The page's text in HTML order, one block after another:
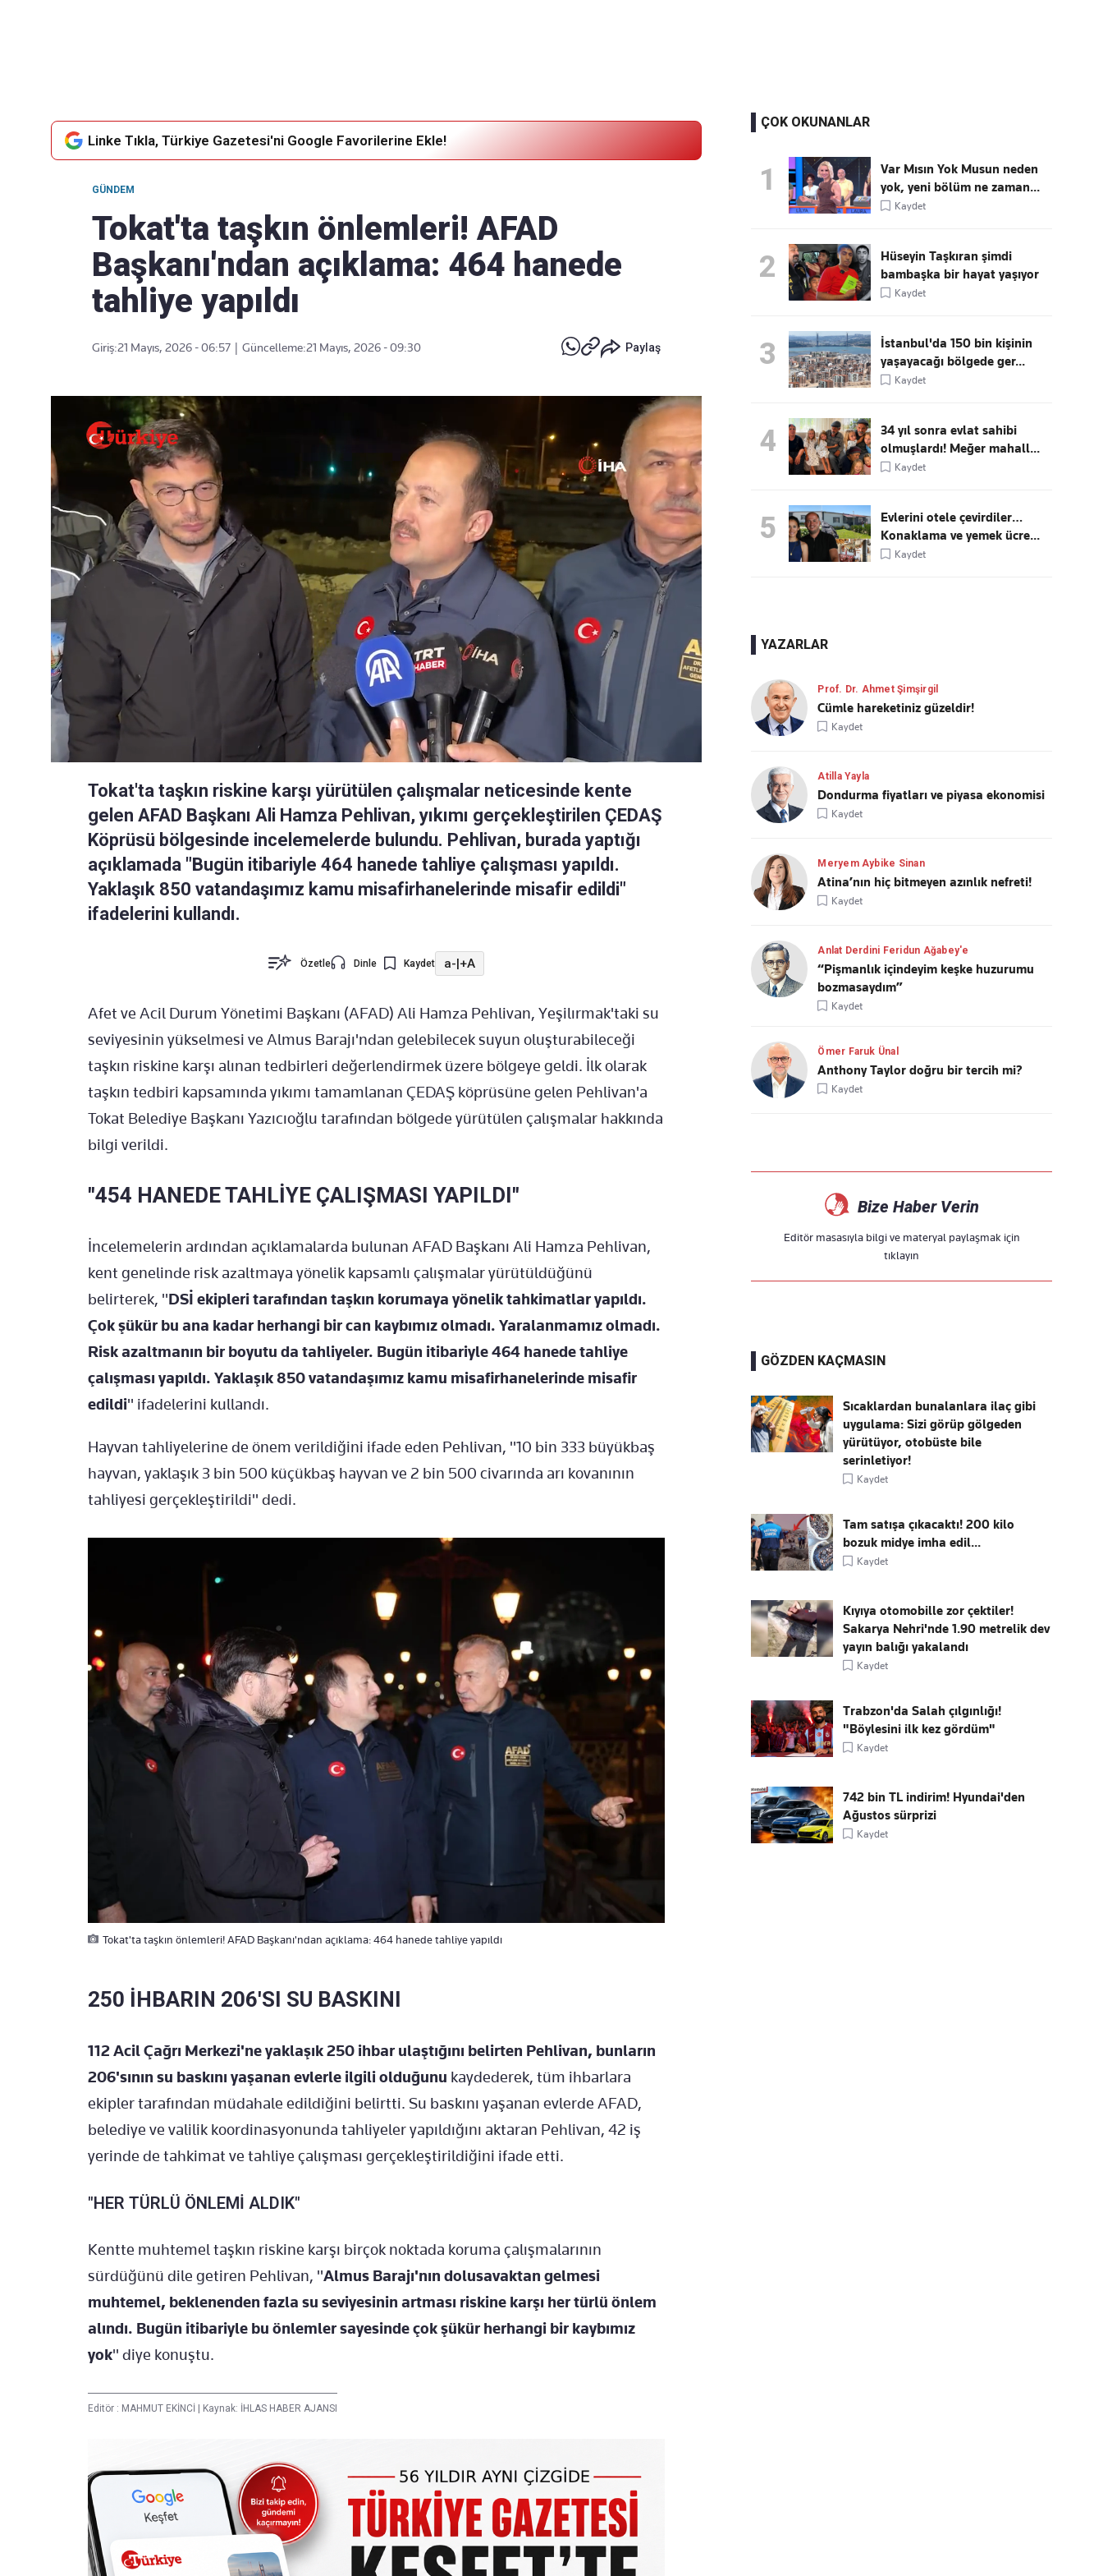
Linke Tıkla, Türkiye Gazetesi'ni Google Favorilerine Ekle!
GÜNDEM
Tokat'ta taşkın önlemleri! AFAD
Başkanı'ndan açıklama: 464 hanede
tahliye yapıldı
Giriş:21 Mayıs, 2026 - 06:57 Güncelleme:21 Mayıs, 2026 - 09:30 Paylaş
Tokat'ta taşkın riskine karşı yürütülen çalışmalar neticesinde kente
gelen AFAD Başkanı Ali Hamza Pehlivan, yıkımı gerçekleştirilen ÇEDAŞ
Köprüsü bölgesinde incelemelerde bulundu. Pehlivan, burada yaptığı
açıklamada "Bugün itibariyle 464 hanede tahliye çalışması yapıldı.
Yaklaşık 850 vatandaşımız kamu misafirhanelerinde misafir edildi"
ifadelerini kullandı.
Özetle Dinle Kaydet a-|+A
Afet ve Acil Durum Yönetimi Başkanı (AFAD) Ali Hamza Pehlivan, Yeşilırmak'taki su
seviyesinin yükselmesi ve Almus Barajı'ndan gelebilecek suyun oluşturabileceği
taşkın riskine karşı alınan tedbirleri değerlendirmek üzere bölgeye geldi. İlk olarak
taşkın tedbiri kapsamında yıkımı tamamlanan ÇEDAŞ köprüsüne gelen Pehlivan'a
Tokat Belediye Başkanı Yazıcıoğlu tarafından bölgede yürütülen çalışmalar hakkında
bilgi verildi.
"454 HANEDE TAHLİYE ÇALIŞMASI YAPILDI"
İncelemelerin ardından açıklamalarda bulunan AFAD Başkanı Ali Hamza Pehlivan,
kent genelinde risk azaltmaya yönelik kapsamlı çalışmalar yürütüldüğünü
belirterek, "DSİ ekipleri tarafından taşkın korumaya yönelik tahkimatlar yapıldı.
Çok şükür bu ana kadar herhangi bir can kaybımız olmadı. Yaralanmamız olmadı.
Risk azaltmanın bir boyutu da tahliyeler. Bugün itibariyle 464 hanede tahliye
çalışması yapıldı. Yaklaşık 850 vatandaşımız kamu misafirhanelerinde misafir
edildi" ifadelerini kullandı.
Hayvan tahliyelerine de önem verildiğini ifade eden Pehlivan, "10 bin 333 büyükbaş
hayvan, yaklaşık 3 bin 500 küçükbaş hayvan ve 2 bin 500 civarında arı kovanının
tahliyesi gerçekleştirildi" dedi.
Tokat'ta taşkın önlemleri! AFAD Başkanı'ndan açıklama: 464 hanede tahliye yapıldı
250 İHBARIN 206'SI SU BASKINI
112 Acil Çağrı Merkezi'ne yaklaşık 250 ihbar ulaştığını belirten Pehlivan, bunların
206'sının su baskını yaşanan evlerle ilgili olduğunu kaydederek, tüm ihbarlara
ekipler tarafından müdahale edildiğini belirtti. Su baskını yaşanan evlerde AFAD,
belediye ve valilik koordinasyonunda tahliyeler yapıldığını aktaran Pehlivan, 42 iş
yerinde de tahkimat ve tahliye çalışması gerçekleştirildiğini ifade etti.
"HER TÜRLÜ ÖNLEMİ ALDIK"
Kentte muhtemel taşkın riskine karşı birçok noktada koruma çalışmalarının
sürdüğünü dile getiren Pehlivan, "Almus Barajı'nın dolusavaktan gelmesi
muhtemel, beklenenden fazla su seviyesinin artması riskine karşı her türlü önlem
alındı. Bugün itibariyle bu önlemler sayesinde çok şükür herhangi bir kaybımız
yok" diye konuştu.
Editör : MAHMUT EKİNCİ Kaynak: İHLAS HABER AJANSI
ÇOK OKUNANLAR
1
Var Mısın Yok Musun neden
yok, yeni bölüm ne zaman...
Kaydet
2
Hüseyin Taşkıran şimdi
bambaşka bir hayat yaşıyor
Kaydet
3
İstanbul'da 150 bin kişinin
yaşayacağı bölgede ger...
Kaydet
4
34 yıl sonra evlat sahibi
olmuşlardı! Meğer mahall...
Kaydet
5
Evlerini otele çevirdiler…
Konaklama ve yemek ücre...
Kaydet
YAZARLAR
Prof. Dr. Ahmet Şimşirgil
Cümle hareketiniz güzeldir!
Kaydet
Atilla Yayla
Dondurma fiyatları ve piyasa ekonomisi
Kaydet
Meryem Aybike Sinan
Atina’nın hiç bitmeyen azınlık nefreti!
Kaydet
Anlat Derdini Feridun Ağabey'e
“Pişmanlık içindeyim keşke huzurumu
bozmasaydım”
Kaydet
Ömer Faruk Ünal
Anthony Taylor doğru bir tercih mi?
Kaydet
Bize Haber Verin
Editör masasıyla bilgi ve materyal paylaşmak için
tıklayın
GÖZDEN KAÇMASIN
Sıcaklardan bunalanlara ilaç gibi
uygulama: Sizi görüp gölgeden
yürütüyor, otobüste bile
serinletiyor!
Kaydet
Tam satışa çıkacaktı! 200 kilo
bozuk midye imha edil...
Kaydet
Kıyıya otomobille zor çektiler!
Sakarya Nehri'nde 1.90 metrelik dev
yayın balığı yakalandı
Kaydet
Trabzon'da Salah çılgınlığı!
"Böylesini ilk kez gördüm"
Kaydet
742 bin TL indirim! Hyundai'den
Ağustos sürprizi
Kaydet